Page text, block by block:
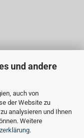
und andere
auch von
der Website zu
analysieren und Ihnen
Weitere
.